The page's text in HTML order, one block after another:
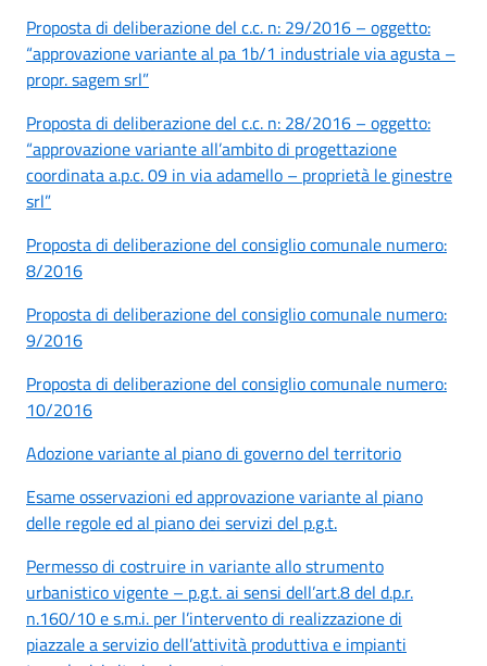
Proposta di deliberazione del c.c. n: 29/2016 – oggetto:
“approvazione variante al pa 1b/1 industriale via agusta –
propr. sagem srl”
Proposta di deliberazione del c.c. n: 28/2016 – oggetto:
“approvazione variante all’ambito di progettazione
coordinata a.p.c. 09 in via adamello – proprietà le ginestre
srl”
Proposta di deliberazione del consiglio comunale numero:
8/2016
Proposta di deliberazione del consiglio comunale numero:
9/2016
Proposta di deliberazione del consiglio comunale numero:
10/2016
Adozione variante al piano di governo del territorio
Esame osservazioni ed approvazione variante al piano
delle regole ed al piano dei servizi del p.g.t.
Permesso di costruire in variante allo strumento
urbanistico vigente – p.g.t. ai sensi dell’art.8 del d.p.r.
n.160/10 e s.m.i. per l’intervento di realizzazione di
piazzale a servizio dell’attività produttiva e impianti